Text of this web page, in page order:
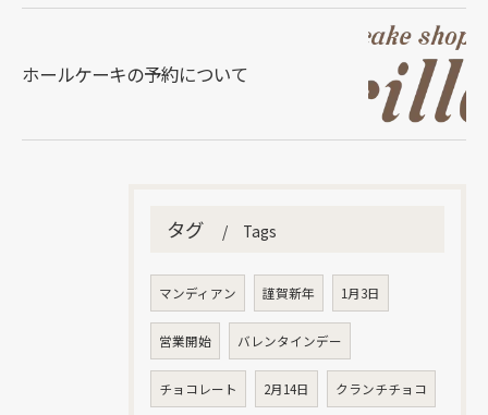
ホールケーキの予約について
タグ Tags
マンディアン 謹賀新年 1月3日
営業開始 バレンタインデー
チョコレート 2月14日 クランチチョコ
お問い合わせはこちら